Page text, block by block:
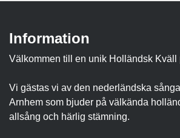
Information
Välkommen till en unik Holländsk Kväll
Vi gästas vi av den nederländska
Arnhem som bjuder på välkända
allsång och härlig stämning.